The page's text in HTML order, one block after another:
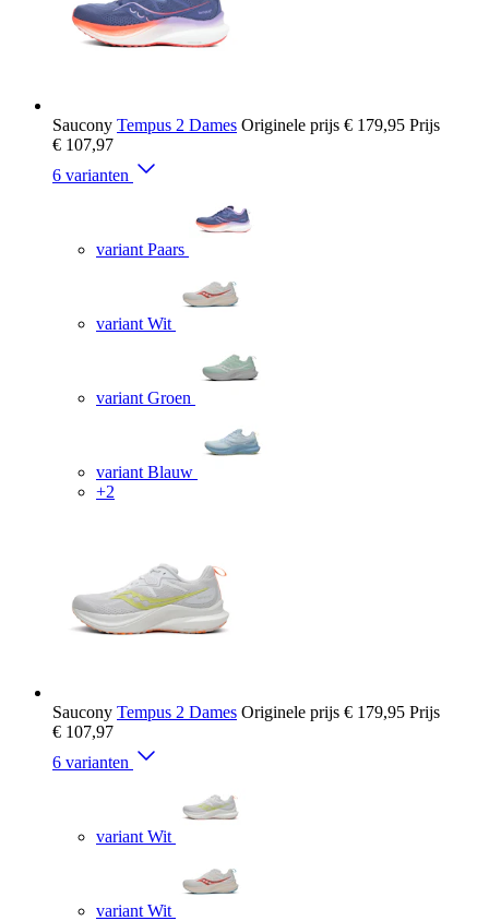
Saucony Tempus 2 Dames Originele prijs € 179,95 Prijs
€ 107,97
6 varianten
variant Paars
variant Wit
variant Groen
variant Blauw
+2
Saucony Tempus 2 Dames Originele prijs € 179,95 Prijs
€ 107,97
6 varianten
variant Wit
variant Wit